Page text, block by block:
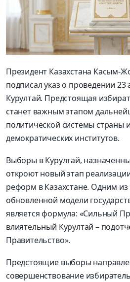
Президент Казахстана Касым-
подписал указ о проведении 23
Курултай. Предстоящая
станет важным этапом
политической системы страны
демократических институтов.
Выборы в Курултай,
откроют новый этап
реформ в Казахстане. Одним
обновленной модели
является формула: «Сильный
влиятельный Курултай –
Правительство».
Предстоящие выборы
совершенствование